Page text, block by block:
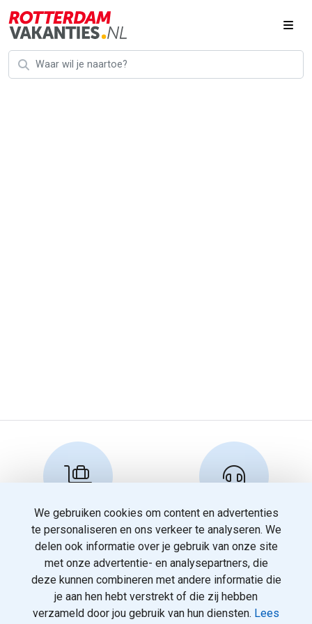
Reserveren en info
info@travelnoord.nl
Klantenservice
088 - 058 05 00
We gebruiken cookies om content en advertenties
te personaliseren en ons verkeer te analyseren. We
delen ook informatie over je gebruik van onze site
met onze advertentie- en analysepartners, die
deze kunnen combineren met andere informatie die
je aan hen hebt verstrekt of die zij hebben
verzameld door jou gebruik van hun diensten. Lees